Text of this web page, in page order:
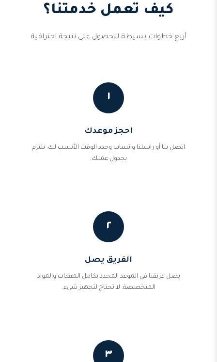
كيف تعمل خدمتنا؟
أربع خطوات بسيطة للحصول على نتيجة احترافية
١
احجز موعدك
اتصل بنا أو راسلنا واتساب وحدد الوقت الأنسب لك. نلتزم
بجدول عملك.
٢
الفريق يصل
يصل فريقنا في الموعد المحدد بكامل المعدات والمواد
المتخصصة. لا تحتاج لتجهيز شيء.
٣